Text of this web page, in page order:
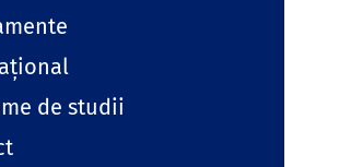
de studii